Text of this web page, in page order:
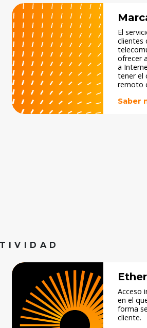
El
clientes
ofrecer
a
tener el
remoto
Saber
Acceso
en el
forma
cliente.